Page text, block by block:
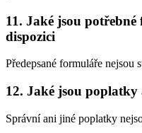
11. Jaké jsou
dispozici
Předepsané formuláře nejsou
12. Jaké jsou
Správní ani jiné poplatky